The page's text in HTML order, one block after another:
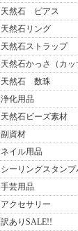
天然石 ピアス
天然石リング
天然石ストラップ
天然石かっさ（カッ
天然石 数珠
浄化用品
天然石ビーズ素材
副資材
ネイル用品
シーリングスタンプ
手芸用品
アクセサリー
訳ありSALE!!